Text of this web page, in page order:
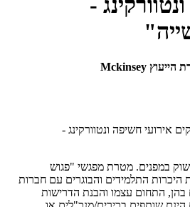
-
הייעוץ Mckinsey
במפנים. מטרת מפגשי "פגוש
התלמידים והבוגרים עם חברות
בהן, התחום עצמו והבנת הדרישות